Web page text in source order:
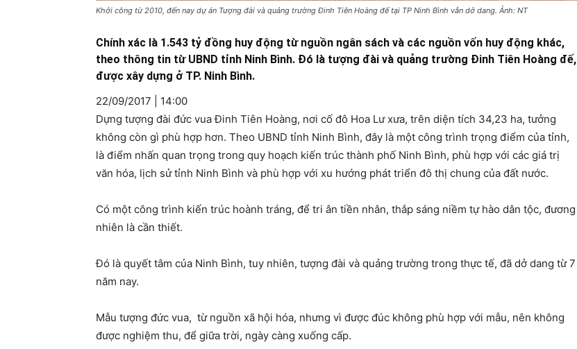
Khởi công từ 2010, đến nay dự án Tượng đài và quảng trường Đinh Tiên Hoàng đế tại TP Ninh Bình vẫn dở dang. Ảnh: NT
Chính xác là 1.543 tỷ đồng huy động từ nguồn ngân sách và các nguồn vốn huy động khác,
theo thông tin từ UBND tỉnh Ninh Bình. Đó là tượng đài và quảng trường Đinh Tiên Hoàng đế,
được xây dựng ở TP. Ninh Bình.
22/09/2017 | 14:00
Dựng tượng đài đức vua Đinh Tiên Hoàng, nơi cố đô Hoa Lư xưa, trên diện tích 34,23 ha, tưởng
không còn gì phù hợp hơn. Theo UBND tỉnh Ninh Bình, đây là một công trình trọng điểm của tỉnh,
là điểm nhấn quan trọng trong quy hoạch kiến trúc thành phố Ninh Bình, phù hợp với các giá trị
văn hóa, lịch sử tỉnh Ninh Bình và phù hợp với xu hướng phát triển đô thị chung của đất nước.
Có một công trình kiến trúc hoành tráng, để tri ân tiền nhân, thắp sáng niềm tự hào dân tộc, đương
nhiên là cần thiết.
Đó là quyết tâm của Ninh Bình, tuy nhiên, tượng đài và quảng trường trong thực tế, đã dở dang từ 7
năm nay.
Mẫu tượng đức vua, từ nguồn xã hội hóa, nhưng vì được đúc không phù hợp với mẫu, nên không
được nghiệm thu, để giữa trời, ngày càng xuống cấp.